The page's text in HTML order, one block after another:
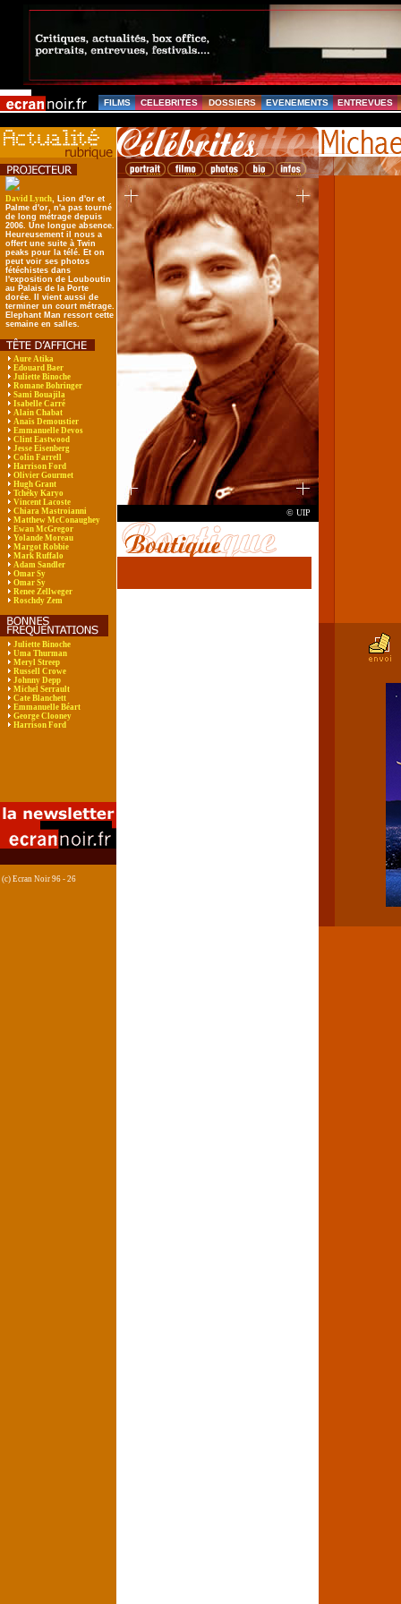
FILMS CELEBRITES DOSSIERS EVENEMENTS ENTREVUES
David Lynch, Lion d'or et
Palme d'or, n'a pas tourné
de long métrage depuis
2006. Une longue absence.
Heureusement il nous a
offert une suite à Twin
peaks pour la télé. Et on
peut voir ses photos
fétéchistes dans
l'exposition de Louboutin
au Palais de la Porte
dorée. Il vient aussi de
terminer un court métrage.
Elephant Man ressort cette
semaine en salles.
Aure Atika
Edouard Baer
Juliette Binoche
Romane Bohringer
Sami Bouajila
Isabelle Carré
Alain Chabat
Anaïs Demoustier
Emmanuelle Devos
Clint Eastwood
Jesse Eisenberg
Colin Farrell
Harrison Ford
Olivier Gourmet
Hugh Grant
Tchéky Karyo
Vincent Lacoste
Chiara Mastroianni
Matthew McConaughey
Ewan McGregor
Yolande Moreau
Margot Robbie
Mark Ruffalo
Adam Sandler
Omar Sy
Omar Sy
Renee Zellweger
Roschdy Zem
Juliette Binoche
Uma Thurman
Meryl Streep
Russell Crowe
Johnny Depp
Michel Serrault
Cate Blanchett
Emmanuelle Béart
George Clooney
Harrison Ford
(c) Ecran Noir 96 - 26
© UIP